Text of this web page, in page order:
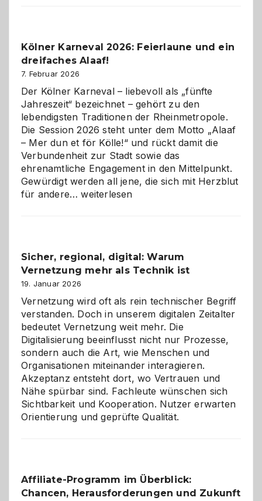
geworden
Kölner Karneval 2026: Feierlaune und ein
dreifaches Alaaf!
7. Februar 2026
Der Kölner Karneval – liebevoll als „fünfte
Jahreszeit“ bezeichnet – gehört zu den
lebendigsten Traditionen der Rheinmetropole.
Die Session 2026 steht unter dem Motto „Alaaf
– Mer dun et för Kölle!“ und rückt damit die
Verbundenheit zur Stadt sowie das
ehrenamtliche Engagement in den Mittelpunkt.
Gewürdigt werden all jene, die sich mit Herzblut
für andere…Kölner
ein
dreifaches
Alaaf!
weiterlesen
Sicher, regional, digital: Warum
Vernetzung mehr als Technik ist
19. Januar 2026
Vernetzung wird oft als rein technischer Begriff
verstanden. Doch in unserem digitalen Zeitalter
bedeutet Vernetzung weit mehr. Die
Digitalisierung beeinflusst nicht nur Prozesse,
sondern auch die Art, wie Menschen und
Organisationen miteinander interagieren.
Akzeptanz entsteht dort, wo Vertrauen und
Nähe spürbar sind. Fachleute wünschen sich
Sichtbarkeit und Kooperation. Nutzer erwarten
Orientierung und geprüfte Qualität.
Affiliate-Programm im Überblick:
Chancen, Herausforderungen und Zukunft